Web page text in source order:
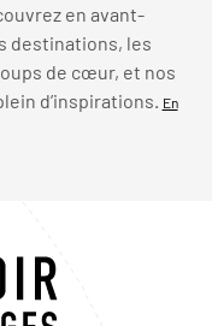
en avant-
destinations, les
de cœur, et nos
d’inspirations.
En